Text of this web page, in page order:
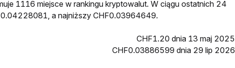
1116 miejsce w rankingu kryptowalut. W ciągu ostatnich 24
a najniższy CHF0.03964649.
CHF1.20 dnia 13 maj 2025
CHF0.03886599 dnia 29 lip 2026